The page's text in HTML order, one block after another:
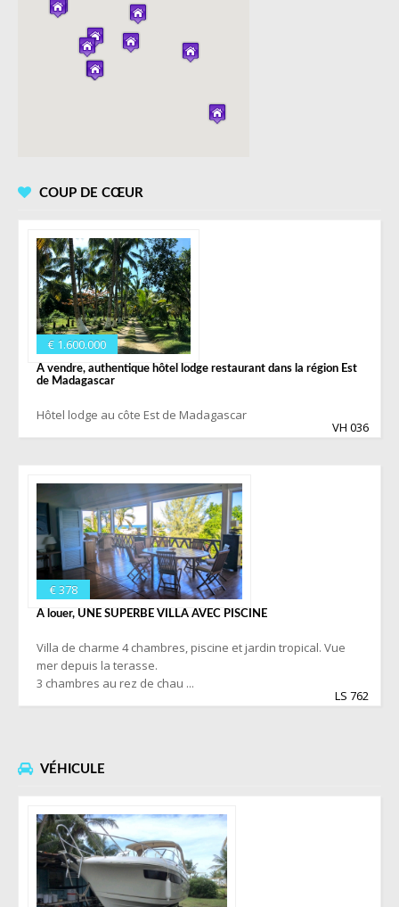
COUP DE CŒUR
€ 1.600.000
A vendre, authentique hôtel lodge restaurant dans la région Est
de Madagascar
Hôtel lodge au côte Est de Madagascar
VH 036
€ 378
A louer, UNE SUPERBE VILLA AVEC PISCINE
Villa de charme 4 chambres, piscine et jardin tropical. Vue
mer depuis la terasse.
3 chambres au rez de chau ...
LS 762
VÉHICULE